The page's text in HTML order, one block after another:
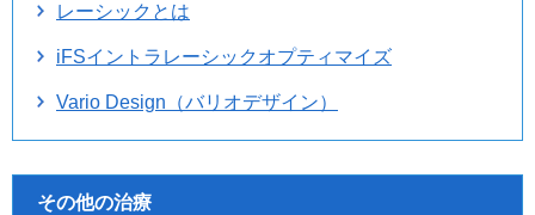
レーシックとは
iFSイントラレーシックオプティマイズ
Vario Design（バリオデザイン）
その他の治療